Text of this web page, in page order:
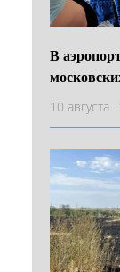
В
10 августа